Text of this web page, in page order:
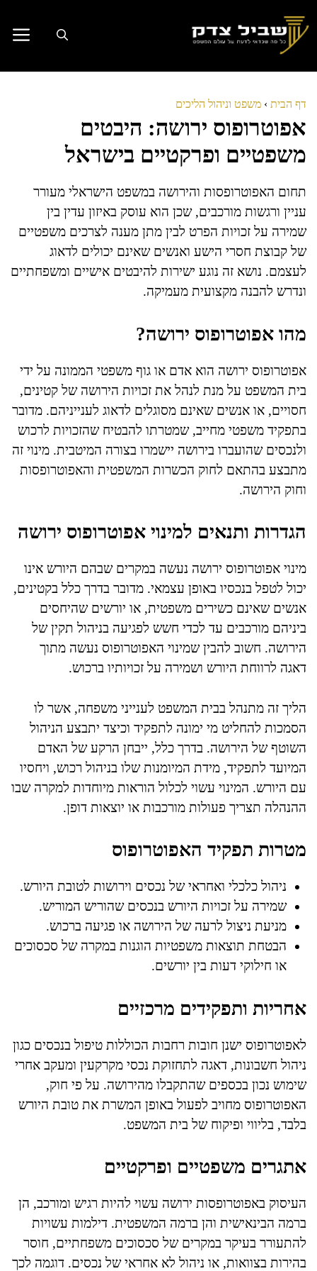
לתוכן
דף הבית › משפט וניהול הליכים
אפוטרופוס ירושה: היבטים
משפטיים ופרקטיים בישראל
תחום האפוטרופסות והירושה במשפט הישראלי מעורר
עניין ורגשות מורכבים, שכן הוא עוסק באיזון עדין בין
שמירה על זכויות הפרט לבין מתן מענה לצרכים משפטיים
של קבוצת חסרי הישע ואנשים שאינם יכולים לדאוג
לעצמם. נושא זה נוגע ישירות להיבטים אישיים ומשפחתיים
ונדרש להבנה מקצועית מעמיקה.
מהו אפוטרופוס ירושה?
אפוטרופוס ירושה הוא אדם או גוף משפטי הממונה על ידי
בית המשפט על מנת לנהל את זכויות הירושה של קטינים,
חסויים, או אנשים שאינם מסוגלים לדאוג לענייניהם. מדובר
בתפקיד משפטי מחייב, שמטרתו להבטיח שהזכויות לרכוש
ולנכסים שהועברו בירושה יישמרו בצורה המיטבית. מינוי זה
מתבצע בהתאם לחוק הכשרות המשפטית והאפוטרופסות
וחוק הירושה.
הגדרות ותנאים למינוי אפוטרופוס ירושה
מינוי אפוטרופוס ירושה נעשה במקרים שבהם היורש אינו
יכול לטפל בנכסיו באופן עצמאי. מדובר בדרך כלל בקטינים,
אנשים שאינם כשירים משפטית, או יורשים שהיחסים
ביניהם מורכבים עד לכדי חשש לפגיעה בניהול תקין של
הירושה. חשוב להבין שמינוי האפוטרופוס נעשה מתוך
דאגה לרווחת היורש ושמירה על זכויותיו ברכוש.
הליך זה מתנהל בבית המשפט לענייני משפחה, אשר לו
הסמכות להחליט מי ימונה לתפקיד וכיצד יתבצע הניהול
השוטף של הירושה. בדרך כלל, ייבחן הרקע של האדם
המיועד לתפקיד, מידת המיומנות שלו בניהול רכוש, ויחסיו
עם היורש. המינוי עשוי לכלול הוראות מיוחדות למקרה שבו
ההנהלה תצריך פעולות מורכבות או יוצאות דופן.
מטרות תפקיד האפוטרופוס
ניהול כלכלי ואחראי של נכסים וירושות לטובת היורש.
שמירה על זכויות היורש בנכסים שהוריש המוריש.
מניעת ניצול לרעה של הירושה או פגיעה ברכוש.
הבטחת תוצאות משפטיות הוגנות במקרה של סכסוכים
או חילוקי דעות בין יורשים.
אחריות ותפקידים מרכזיים
לאפוטרופוס ישנן חובות רחבות הכוללות טיפול בנכסים כגון
ניהול חשבונות, דאגה לתחזוקת נכסי מקרקעין ומעקב אחרי
שימוש נכון בכספים שהתקבלו מהירושה. על פי חוק,
האפוטרופוס מחויב לפעול באופן המשרת את טובת היורש
בלבד, בליווי ופיקוח של בית המשפט.
אתגרים משפטיים ופרקטיים
העיסוק באפוטרופסות ירושה עשוי להיות רגיש ומורכב, הן
ברמה הבינאישית והן ברמה המשפטית. דילמות עשויות
להתעורר בעיקר במקרים של סכסוכים משפחתיים, חוסר
בהירות בצוואות, או ניהול לא אחראי של נכסים. דוגמה לכך